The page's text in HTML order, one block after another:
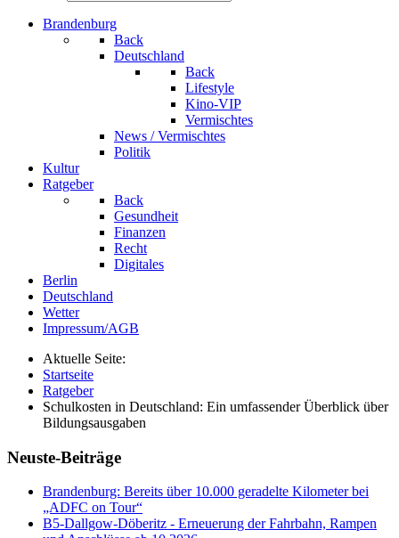
Brandenburg
Back
Deutschland
Back
Lifestyle
Kino-VIP
Vermischtes
News / Vermischtes
Politik
Kultur
Ratgeber
Back
Gesundheit
Finanzen
Recht
Digitales
Berlin
Deutschland
Wetter
Impressum/AGB
Aktuelle Seite:
Startseite
Ratgeber
Schulkosten in Deutschland: Ein umfassender Überblick über
Bildungsausgaben
Neuste-Beiträge
Brandenburg: Bereits über 10.000 geradelte Kilometer bei
„ADFC on Tour“
B5-Dallgow-Döberitz - Erneuerung der Fahrbahn, Rampen